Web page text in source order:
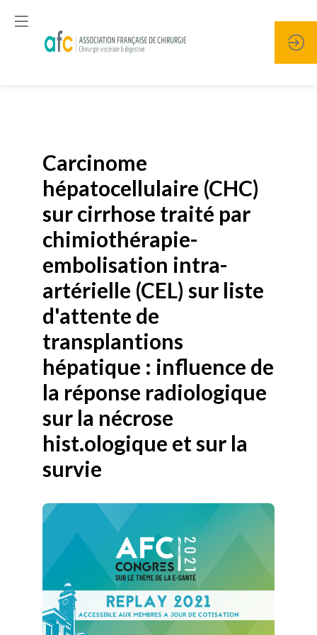
Carcinome
hépatocellulaire (CHC)
sur cirrhose traité par
chimiothérapie-
embolisation intra-
artérielle (CEL) sur liste
d'attente de
transplantions
hépatique : influence de
la réponse radiologique
sur la nécrose
hist.ologique et sur la
survie